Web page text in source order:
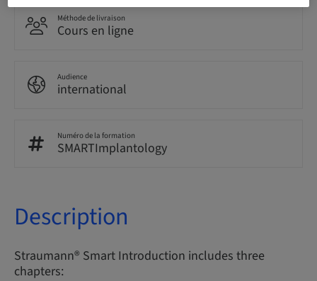
Méthode de livraison
Cours en ligne
Audience
international
Numéro de la formation
SMARTImplantology
Description
Straumann® Smart Introduction includes three
chapters: